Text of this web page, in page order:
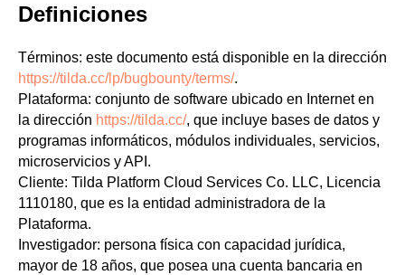
Definiciones
Términos: este documento está disponible en la dirección
https://tilda.cc/lp/bugbounty/terms/.
Plataforma: conjunto de software ubicado en Internet en
la dirección https://tilda.cc/, que incluye bases de datos y
programas informáticos, módulos individuales, servicios,
microservicios y API.
Cliente: Tilda Platform Cloud Services Co. LLC, Licencia
1110180, que es la entidad administradora de la
Plataforma.
Investigador: persona física con capacidad jurídica,
mayor de 18 años, que posea una cuenta bancaria en